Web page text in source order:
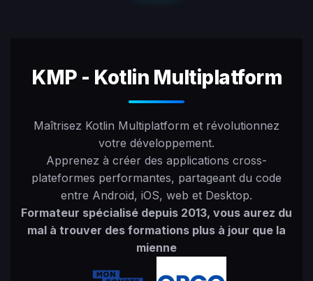
KMP - Kotlin Multiplatform
Maîtrisez Kotlin Multiplatform et révolutionnez
votre développement.
Apprenez à créer des applications cross-
plateformes performantes, partageant du code
entre Android, iOS, web et Desktop.
Formateur spécialisé depuis 2013, vous aurez du
mal à trouver des formations plus à jour que la
mienne